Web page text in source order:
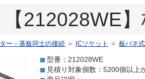
【212028WE
ー－基板同士の接続 ＞ ICソケット ＞ 板バネ
型番：212028WE
見積り対象個数：5200個以上